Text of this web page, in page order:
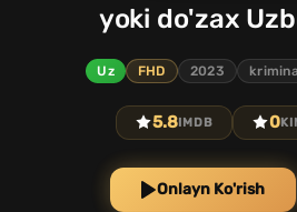
yoki do'zax
Uz FHD 2023
5.8IMDB 0
Onlayn Ko'rish